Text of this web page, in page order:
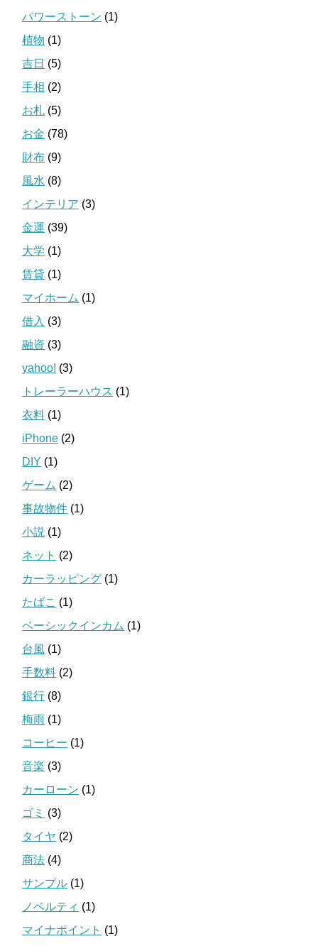
パワーストーン (1)
植物 (1)
吉日 (5)
手相 (2)
お札 (5)
お金 (78)
財布 (9)
風水 (8)
インテリア (3)
金運 (39)
大学 (1)
賃貸 (1)
マイホーム (1)
借入 (3)
融資 (3)
yahoo! (3)
トレーラーハウス (1)
衣料 (1)
iPhone (2)
DIY (1)
ゲーム (2)
事故物件 (1)
小説 (1)
ネット (2)
カーラッピング (1)
たばこ (1)
ベーシックインカム (1)
台風 (1)
手数料 (2)
銀行 (8)
梅雨 (1)
コーヒー (1)
音楽 (3)
カーローン (1)
ゴミ (3)
タイヤ (2)
商法 (4)
サンプル (1)
ノベルティ (1)
マイナポイント (1)